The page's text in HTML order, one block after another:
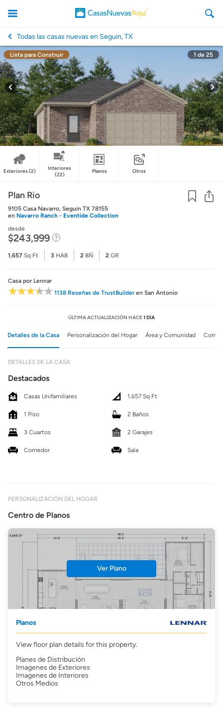
CasasNuevasAqui
Todas las casas nuevas en Seguin, TX
Lista para Construir 1 de 25
Exteriores(2)
Interiores
(22)
Planos Otros
Plan Rio
9105 Casa Navarro, Seguin TX 78155
en Navarro Ranch - Eventide Collection
desde
$243,999
1,657 Sq Ft 3 HAB 2 BÑ 2 GR
Casa por Lennar
1138 Reseñas de TrustBuilderen San Antonio
ÚLTIMA ACTUALIZACIÓN HACE1 DÍA
Detalles de la Casa Personalización del Hogar Área y Comunidad
DETALLES DE LA CASA
Destacados
Casas Unifamiliares 1,657 Sq Ft
1 Piso 2 Baños
3 Cuartos 2 Garajes
Comedor Sala
PERSONALIZACIÓN DEL HOGAR
Centro de Planos
Ver Plano
Planos
View floor plan details for this property.
Planes de Distribución
Imagenes de Exteriores
Imagenes de Interiores
Otros Medios